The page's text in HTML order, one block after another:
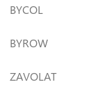
BYCOL
BYROW
ZAVOLAT